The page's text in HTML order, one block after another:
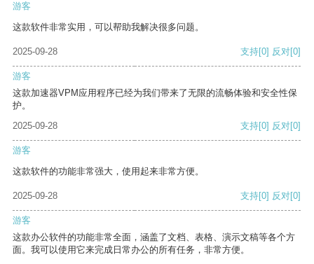
游客
这款软件非常实用，可以帮助我解决很多问题。
2025-09-28 支持[0] 反对[0]
游客
这款加速器VPM应用程序已经为我们带来了无限的流畅体验和安全性保
护。
2025-09-28
支持[0] 反对[0]
游客
这款软件的功能非常强大，使用起来非常方便。
2025-09-28 支持[0] 反对[0]
游客
这款办公软件的功能非常全面，涵盖了文档、表格、演示文稿等各个方
面。我可以使用它来完成日常办公的所有任务，非常方便。